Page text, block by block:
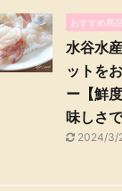
おすすめ商品
水谷水
ットを
ー【鮮
味しさで
2024/3/